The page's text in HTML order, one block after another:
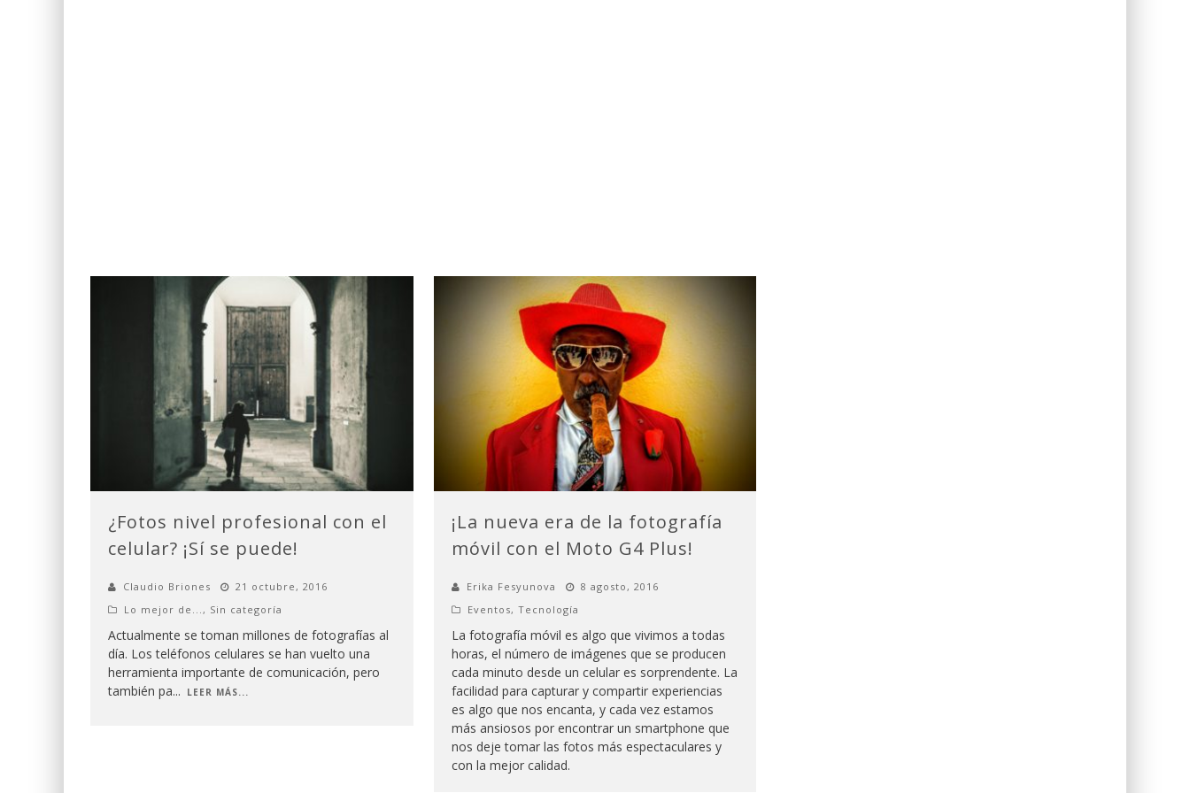
¿Fotos nivel profesional con el
celular? ¡Sí se puede!
Claudio Briones
21 octubre, 2016
Lo mejor de..., Sin categoría
Actualmente se toman millones de fotografías al
día. Los teléfonos celulares se han vuelto una
herramienta importante de comunicación, pero
también pa... LEER MÁS...
¡La nueva era de la fotografía
móvil con el Moto G4 Plus!
Erika Fesyunova
8 agosto, 2016
Eventos, Tecnología
La fotografía móvil es algo que vivimos a todas
horas, el número de imágenes que se producen
cada minuto desde un celular es sorprendente. La
facilidad para capturar y compartir experiencias
es algo que nos encanta, y cada vez estamos
más ansiosos por encontrar un smartphone que
nos deje tomar las fotos más espectaculares y
con la mejor calidad.